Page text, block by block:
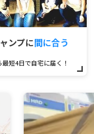
ンプに間に合う
短4日で自宅に届く！